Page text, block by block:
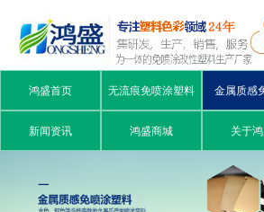
鸿盛首页 无流痕免喷涂塑料 金属质感
新闻资讯 鸿盛商城 关于